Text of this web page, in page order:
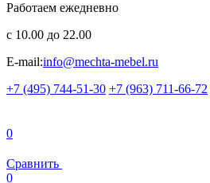
Работаем ежедневно
с 10.00 до 22.00
E-mail:info@mechta-mebel.ru
+7 (495) 744-51-30 +7 (963) 711-66-72
0
Сравнить
0